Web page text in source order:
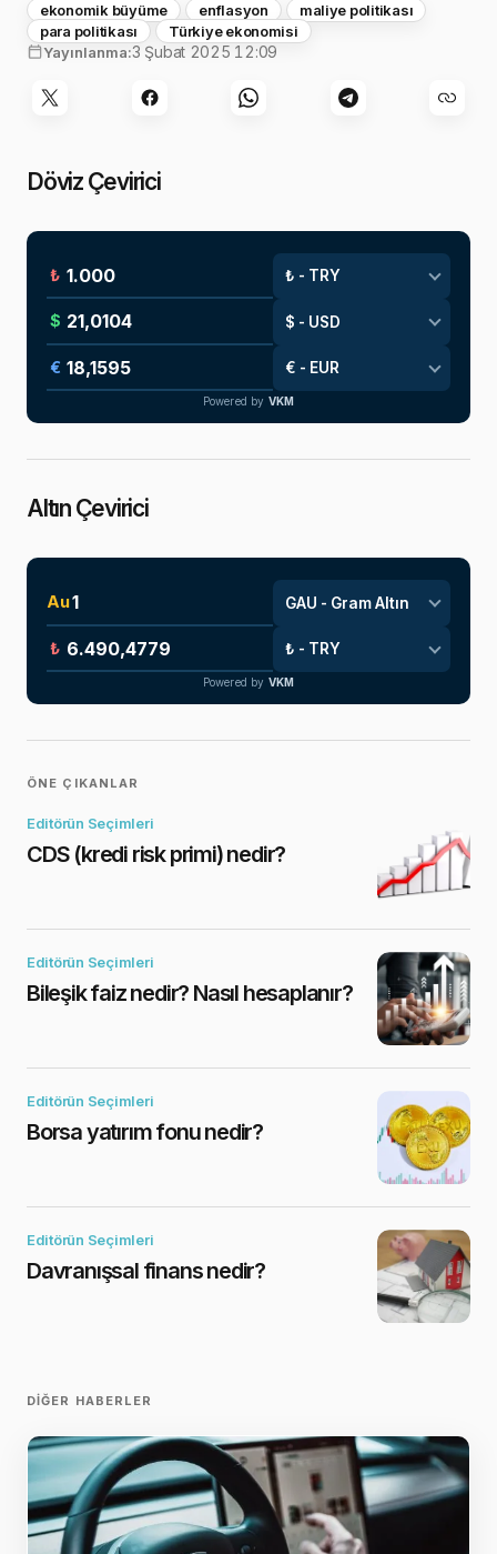
ekonomik büyüme enflasyon
maliye politikası
para politikası
Türkiye ekonomisi
Yayınlanma:3 Şubat 2025 12:09
Döviz Çevirici
₺
$
€
Powered by VKM
Altın Çevirici
Au
₺
Powered by VKM
ÖNE ÇIKANLAR
Editörün Seçimleri
CDS (kredi risk primi) nedir?
Editörün Seçimleri
Bileşik faiz nedir? Nasıl hesaplanır?
Editörün Seçimleri
Borsa yatırım fonu nedir?
Editörün Seçimleri
Davranışsal finans nedir?
DIĞER HABERLER